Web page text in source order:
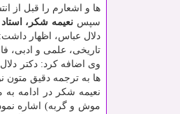
ها و اشعارم را قبل از
سپس نعیمه شکر،
دلال عباس، اظهار
تاریخی، علمی و ادبی،
وی اضافه کرد: دکتر
ها به ترجمه دقیق متون
نعیمه شکر در ادامه به
موش و گربه) اشاره